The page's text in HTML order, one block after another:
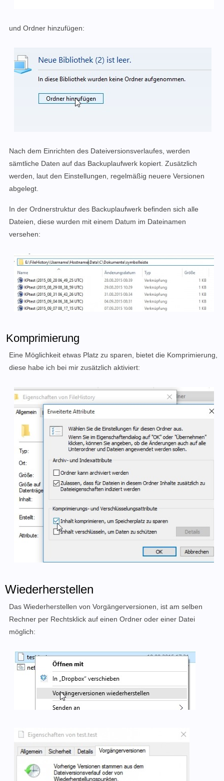
und Ordner hinzufügen:
Nach dem Einrichten des Dateiversionsverlaufes, werden
sämtliche Daten auf das Backuplaufwerk kopiert. Zusätzlich
werden, laut den Einstellungen, regelmäßig neuere Versionen
abgelegt.
In der Ordnerstruktur des Backuplaufwerk befinden sich alle
Dateien, diese wurden mit einem Datum im Dateinamen
versehen:
Komprimierung
Eine Möglichkeit etwas Platz zu sparen, bietet die Komprimierung,
diese habe ich bei mir zusätzlich aktiviert:
Wiederherstellen
Das Wiederherstellen von Vorgängerversionen, ist am selben
Rechner per Rechtsklick auf einen Ordner oder einer Datei
möglich: